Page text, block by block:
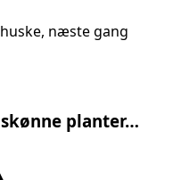
næste gang
planter…